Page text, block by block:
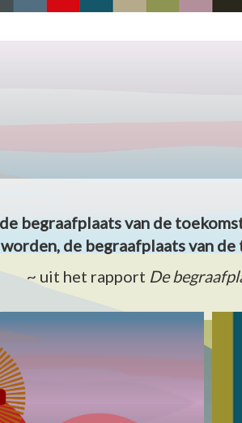
begraafplaats van de
de begraafplaats van de
~ uit het rapport De